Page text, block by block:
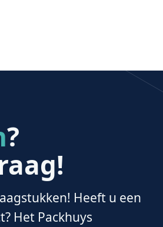
?
Heeft u een
Het Packhuys